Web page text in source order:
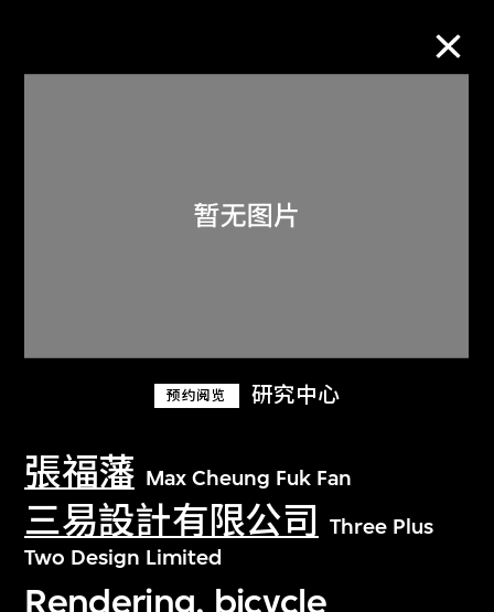
预约阅览 研究中心
張福藩 Max Cheung Fuk Fan
三易設計有限公司
Three Plus
Two Design Limited
Rendering, bicycle
关于M+藏品
探索世界顶级的二十及二十一世纪视觉
文化藏品。